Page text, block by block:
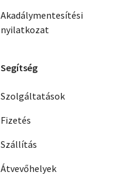
Akadálymentesítési
nyilatkozat
Segítség
Szolgáltatások
Fizetés
Szállítás
Átvevőhelyek